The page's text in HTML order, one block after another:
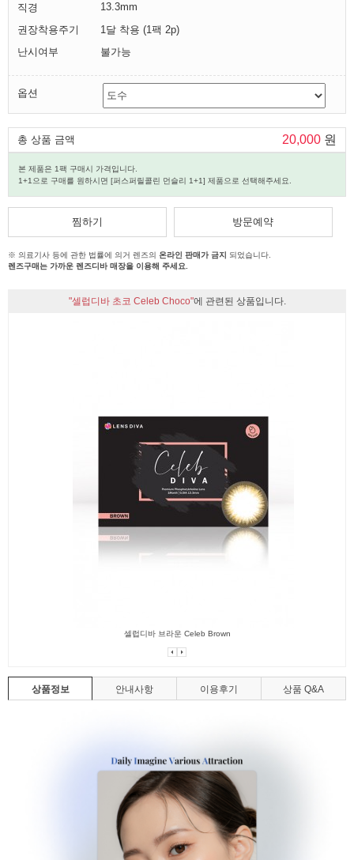
직경
13.3mm
권장착용주기
1달 착용 (1팩 2p)
난시여부
불가능
옵션
총 상품 금액 20,000원
본 제품은 1팩 구매시 가격입니다.
1+1으로 구매를 원하시면 [퍼스퍼릴콜린 먼슬리 1+1] 제품으로 선택해주세요.
찜하기 방문예약
※ 의료기사 등에 관한 법률에 의거 렌즈의 온라인 판매가 금지
되었습니다.
렌즈구매는 가까운 렌즈디바 매장을 이용해 주세요.
"셀럽디바 초코 Celeb Choco"에 관련된 상품입니다.
셀럽디바 브라운 Celeb Brown
상품정보 안내사항 이용후기 상품 Q&A